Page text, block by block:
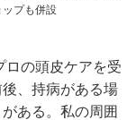
プも併設
の頭皮ケアを受
、持病がある場
ある。私の周囲